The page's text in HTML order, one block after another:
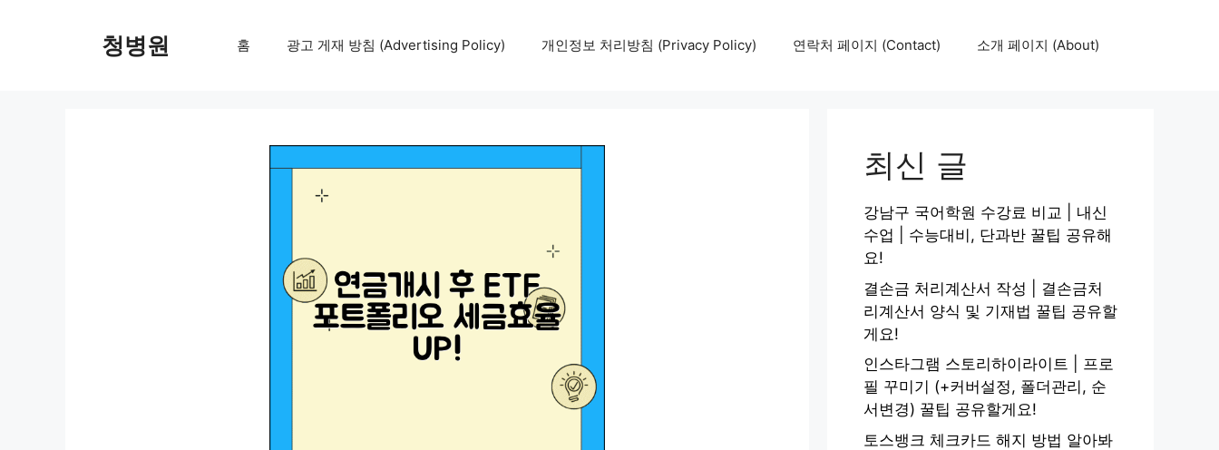
청병원 홈 광고 게재 방침 (Advertising Policy) 개인정보 처리방침 (Privacy Policy) 연락처 페이지 (Contact) 소개 페이지 (About)
최신 글
강남구 국어학원 수강료 비교 | 내신
수업 | 수능대비, 단과반 꿀팁 공유해
요!
결손금 처리계산서 작성 | 결손금처
리계산서 양식 및 기재법 꿀팁 공유할
게요!
인스타그램 스토리하이라이트 | 프로
필 꾸미기 (+커버설정, 폴더관리, 순
서변경) 꿀팁 공유할게요!
토스뱅크 체크카드 해지 방법 알아봐